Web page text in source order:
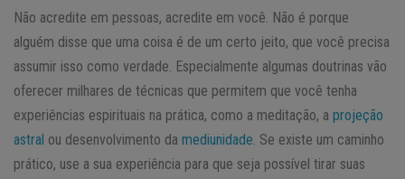
Não acredite em pessoas, acredite em você. Não é porque
alguém disse que uma coisa é de um certo jeito, que você precisa
assumir isso como verdade. Especialmente algumas doutrinas vão
oferecer milhares de técnicas que permitem que você tenha
experiências espirituais na prática, como a meditação, a projeção
astral ou desenvolvimento da mediunidade. Se existe um caminho
prático, use a sua experiência para que seja possível tirar suas